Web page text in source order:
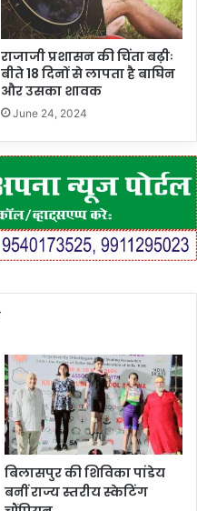
राजाजी प्रशासन की चिंता बढ़ीः
बीते 18 दिनों से लापता है बाघिन
और उसका शावक
June 24, 2024
बिलासपुर की शिविका पांडेय
बनीं राज्य स्तरीय स्केटिंग